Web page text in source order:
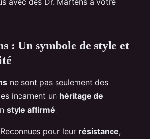
: Un symbole de style et
ne sont pas seulement des
incarnent un héritage de
style affirmé.
pour leur résistance,